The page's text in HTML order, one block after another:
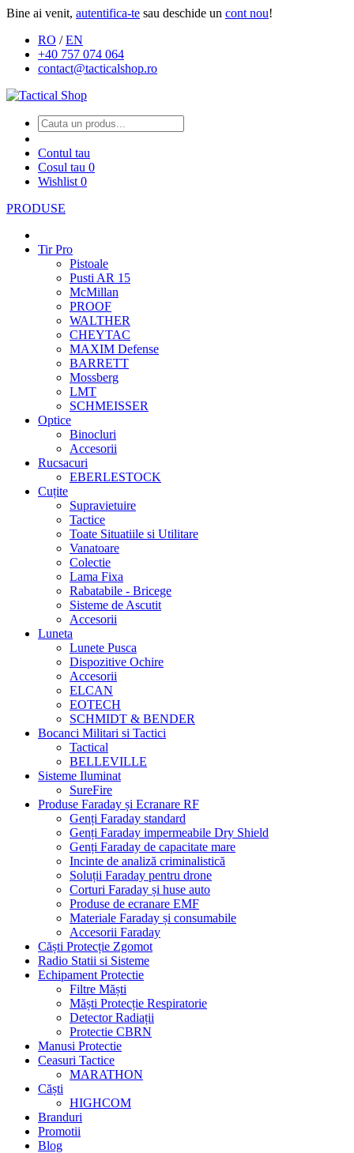
Bine ai venit, autentifica-te sau deschide un cont nou!
RO /EN
+40 757 074 064
contact@tacticalshop.ro
Contul tau
Cosul tau 0
Wishlist 0
PRODUSE
Tir Pro
Pistoale
Pusti AR 15
McMillan
PROOF
WALTHER
CHEYTAC
MAXIM Defense
BARRETT
Mossberg
LMT
SCHMEISSER
Optice
Binocluri
Accesorii
Rucsacuri
EBERLESTOCK
Cuțite
Supravietuire
Tactice
Toate Situatiile si Utilitare
Vanatoare
Colectie
Lama Fixa
Rabatabile - Bricege
Sisteme de Ascutit
Accesorii
Luneta
Lunete Pusca
Dispozitive Ochire
Accesorii
ELCAN
EOTECH
SCHMIDT & BENDER
Bocanci Militari si Tactici
Tactical
BELLEVILLE
Sisteme Iluminat
SureFire
Produse Faraday și Ecranare RF
Genți Faraday standard
Genți Faraday impermeabile Dry Shield
Genți Faraday de capacitate mare
Incinte de analiză criminalistică
Soluții Faraday pentru drone
Corturi Faraday și huse auto
Produse de ecranare EMF
Materiale Faraday și consumabile
Accesorii Faraday
Căști Protecție Zgomot
Radio Statii si Sisteme
Echipament Protectie
Filtre Măști
Măști Protecție Respiratorie
Detector Radiații
Protectie CBRN
Manusi Protectie
Ceasuri Tactice
MARATHON
Căști
HIGHCOM
Branduri
Promotii
Blog